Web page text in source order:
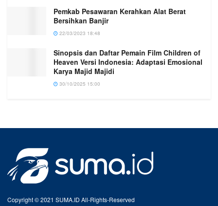
Pemkab Pesawaran Kerahkan Alat Berat
Bersihkan Banjir
22/03/2023 18:48
Sinopsis dan Daftar Pemain Film Children of
Heaven Versi Indonesia: Adaptasi Emosional
Karya Majid Majidi
30/10/2025 15:00
Copyright © 2021 SUMA.ID All-Rights-Reserved